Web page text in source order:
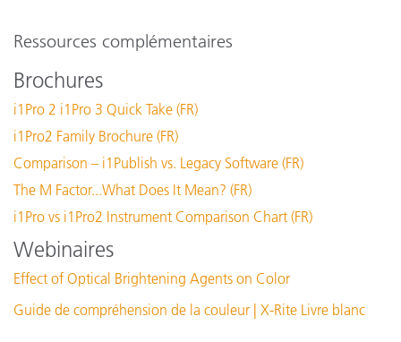
Ressources complémentaires
Brochures
i1Pro 2 i1Pro 3 Quick Take (FR)
i1Pro2 Family Brochure (FR)
Comparison – i1Publish vs. Legacy Software (FR)
The M Factor...What Does It Mean? (FR)
i1Pro vs i1Pro2 Instrument Comparison Chart (FR)
Webinaires
Effect of Optical Brightening Agents on Color
Guide de compréhension de la couleur | X-Rite Livre blanc